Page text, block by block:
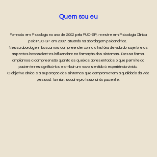
Quem sou eu
Formada em Psicologia no ano de 2002 pela PUC-SP, mestre em Psicologia Clínica
pela PUC-SP em 2007, atuando na abordagem psicanalítica.
Nessa abordagem buscamos compreender como a história de vida do sujeito e os
aspectos inconscientes influenciam na formação dos sintomas. Dessa forma,
ampliamos a compreensão quanto as queixas apresentadas o que permite ao
paciente ressignificá-las e atribuir um novo sentido à experiência vivida.
O objetivo clínico é a superação dos sintomas que comprometem a qualidade da vida
pessoal, familiar, social e profissional do paciente.